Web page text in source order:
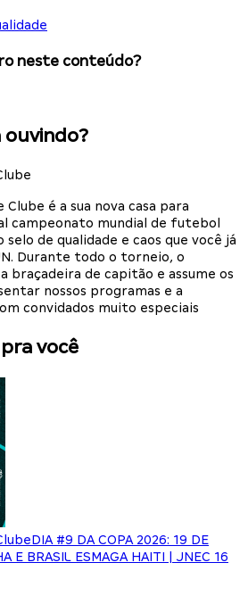
neste conteúdo?
ouvindo?
é a sua nova casa para
campeonato mundial de futebol
selo de qualidade e caos que você já
Durante todo o torneio, o
braçadeira de capitão e assume os
nossos programas e a
convidados muito especiais
você
DIA #9 DA COPA 2026: 19 DE
E BRASIL ESMAGA HAITI | JNEC 16